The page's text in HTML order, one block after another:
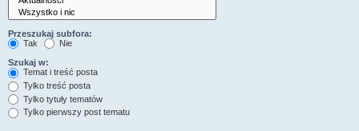
Przeszukaj subfora:
Tak
Nie
Szukaj w:
Temat i treść posta
Tylko treść posta
Tylko tytuły tematów
Tylko pierwszy post tematu